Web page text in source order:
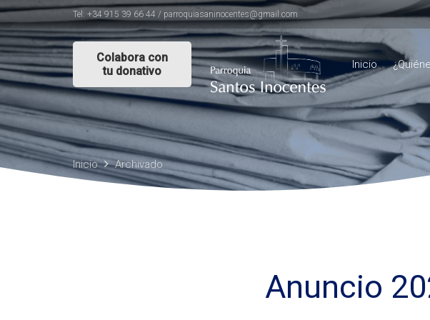
Tel: +34 915 39 66 44 / parroquiasaninocentes@gmail.com
Colabora con
tu donativo
Inicio
Inicio Archivado
Anuncio